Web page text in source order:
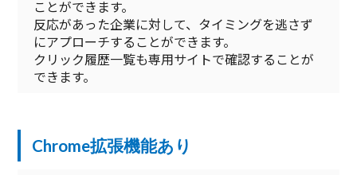
ことができます。
反応があった企業に対して、タイミングを逃さず
にアプローチすることができます。
クリック履歴一覧も専用サイトで確認することが
できます。
Chrome拡張機能あり